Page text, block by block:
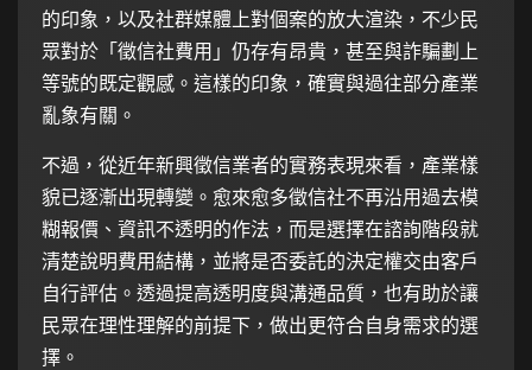
的印象，以及社群媒體上對個案的放大渲染，不少民
眾對於「徵信社費用」仍存有昂貴，甚至與詐騙劃上
等號的既定觀感。這樣的印象，確實與過往部分產業
亂象有關。
不過，從近年新興徵信業者的實務表現來看，產業樣
貌已逐漸出現轉變。愈來愈多徵信社不再沿用過去模
糊報價、資訊不透明的作法，而是選擇在諮詢階段就
清楚說明費用結構，並將是否委託的決定權交由客戶
自行評估。透過提高透明度與溝通品質，也有助於讓
民眾在理性理解的前提下，做出更符合自身需求的選
擇。